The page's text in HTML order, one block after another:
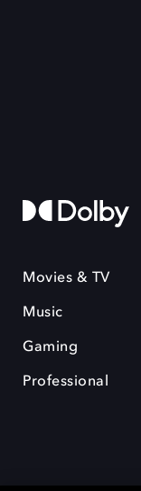
Movies & TV
Music
Gaming
Professional